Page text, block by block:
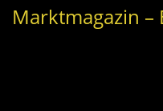
Marktmagazin –